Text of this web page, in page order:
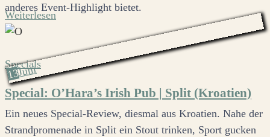
anderes Event-Highlight bietet.
Weiterlesen
13Juni
Specials
Special: O’Hara’s Irish Pub | Split (Kroatien)
Ein neues Special-Review, diesmal aus Kroatien. Nahe der
Strandpromenade in Split ein Stout trinken, Sport gucken